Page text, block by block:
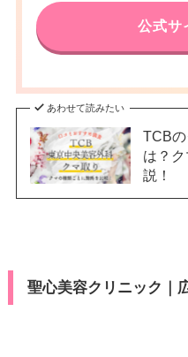
公式サ
あわせて読みたい
TCB
は？
説！
聖心美容クリニック｜